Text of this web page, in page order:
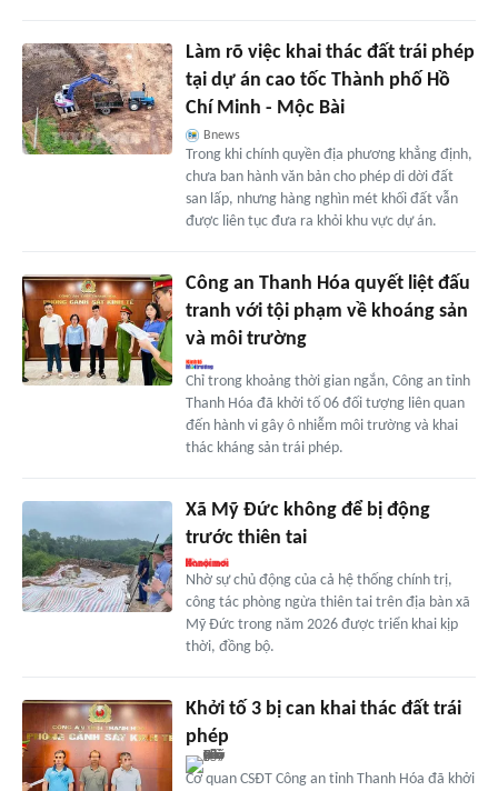
Làm rõ việc khai thác đất trái phép
tại dự án cao tốc Thành phố Hồ
Chí Minh - Mộc Bài
Bnews
Trong khi chính quyền địa phương khẳng định,
chưa ban hành văn bản cho phép di dời đất
san lấp, nhưng hàng nghìn mét khối đất vẫn
được liên tục đưa ra khỏi khu vực dự án.
Công an Thanh Hóa quyết liệt đấu
tranh với tội phạm về khoáng sản
và môi trường
Chỉ trong khoảng thời gian ngắn, Công an tỉnh
Thanh Hóa đã khởi tố 06 đối tượng liên quan
đến hành vi gây ô nhiễm môi trường và khai
thác kháng sản trái phép.
Xã Mỹ Đức không để bị động
trước thiên tai
Nhờ sự chủ động của cả hệ thống chính trị,
công tác phòng ngừa thiên tai trên địa bàn xã
Mỹ Đức trong năm 2026 được triển khai kịp
thời, đồng bộ.
Khởi tố 3 bị can khai thác đất trái
phép
Cơ quan CSĐT Công an tỉnh Thanh Hóa đã khởi